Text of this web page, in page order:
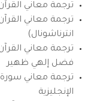
ترجمة معاني القرآن
ترجمة معاني
انترناشونال)
ترجمة معاني
فضل إلهي ظهير
ترجمة معاني سورة
الإنجليزية